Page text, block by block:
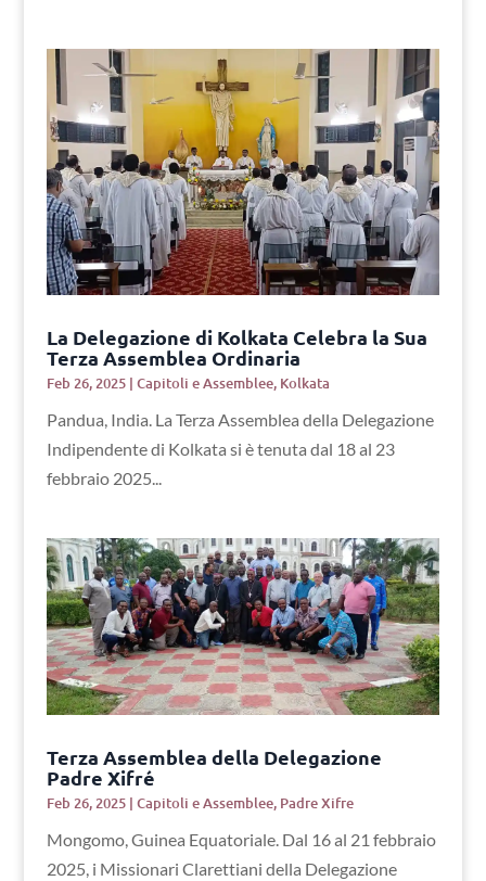
La Delegazione di Kolkata Celebra la Sua
Terza Assemblea Ordinaria
Feb 26, 2025| Capitoli e Assemblee, Kolkata
Pandua, India. La Terza Assemblea della Delegazione
Indipendente di Kolkata si è tenuta dal 18 al 23
febbraio 2025...
Terza Assemblea della Delegazione
Padre Xifré
Feb 26, 2025| Capitoli e Assemblee, Padre Xifre
Mongomo, Guinea Equatoriale. Dal 16 al 21 febbraio
2025, i Missionari Clarettiani della Delegazione